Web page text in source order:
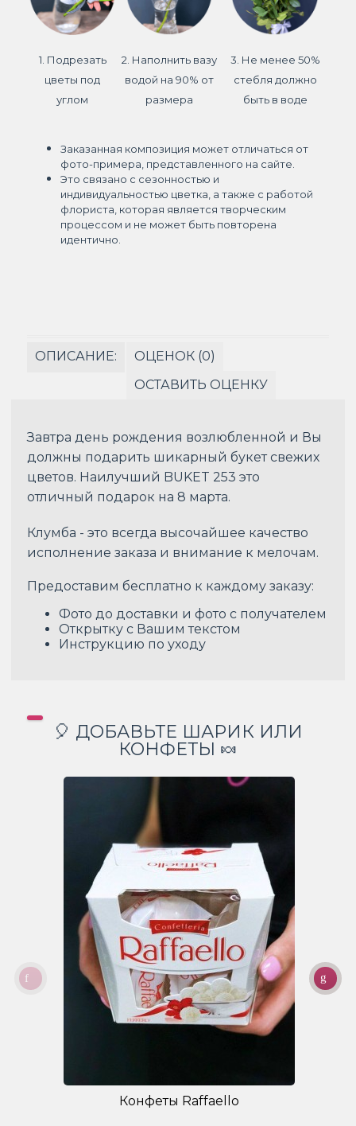
1. Подрезать
цветы под
углом
2. Наполнить вазу
водой на 90% от
размера
3. Не менее 50%
стебля должно
быть в воде
Заказанная композиция может отличаться от
фото-примера, представленного на сайте.
Это связано с сезонностью и
индивидуальностью цветка, а также с работой
флориста, которая является творческим
процессом и не может быть повторена
идентично.
ОПИСАНИЕ:
ОЦЕНОК (0)
ОСТАВИТЬ ОЦЕНКУ
Завтра день рождения возлюбленной и Вы
должны подарить шикарный букет свежих
цветов. Наилучший BUKET 253 это
отличный подарок на 8 марта.
Клумба - это всегда высочайшее качество
исполнение заказа и внимание к мелочам.
Предоставим бесплатно к каждому заказу:
Фото до доставки и фото с получателем
Открытку с Вашим текстом
Инструкцию по уходу
🎈 ДОБАВЬТЕ ШАРИК ИЛИ
КОНФЕТЫ 🍬
Конфеты Raffaello